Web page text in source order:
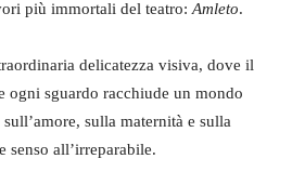
più immortali del teatro:Amleto.
delicatezza visiva, dove il
ogni sguardo racchiude un mondo
sulla maternità e sulla
senso all’irreparabile.